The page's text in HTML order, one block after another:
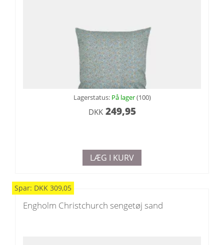
Lagerstatus: På lager(100)
DKK249,95
LÆG I KURV
Spar: DKK 309,05
Engholm Christchurch sengetøj sand